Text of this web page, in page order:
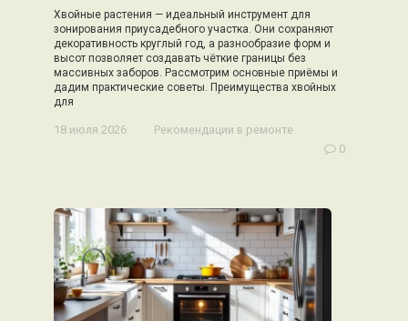
Хвойные растения — идеальный инструмент для
зонирования приусадебного участка. Они сохраняют
декоративность круглый год, а разнообразие форм и
высот позволяет создавать чёткие границы без
массивных заборов. Рассмотрим основные приёмы и
дадим практические советы. Преимущества хвойных
для
18 июля 2026
Рекомендации в ремонте
0